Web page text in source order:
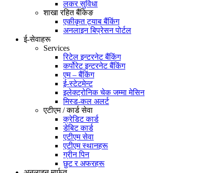
लकर सुविधा
शाखा रहित बैंकिङ
एकीकृत ट्याब बैंकिंग
अनलाइन बिप्रेसन पोर्टल
ई-सेवाहरू
Services
रिटेल इन्टरनेट बैंकिंग
कर्पोरेट इन्टरनेट बैंकिंग
एम – बैंकिंग
ई-स्टेटमेन्ट
इलेक्ट्रोनिक चेक जम्मा मेसिन
मिस्ड-कल अलर्ट
एटीएम / कार्ड सेवा
क्रेडिट कार्ड
डेबिट कार्ड
एटीएम सेवा
एटीएम स्थानहरू
ग्रीन पिन
छुट र अफरहरू